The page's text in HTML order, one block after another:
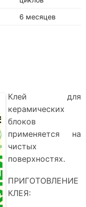
6 месяцев
Клей для
керамических
блоков
применяется на
чистых
поверхностях.
ПРИГОТОВЛЕНИЕ
КЛЕЯ: